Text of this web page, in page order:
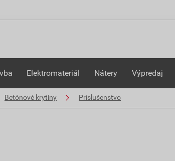
Elektromateriál Nátery Výpredaj
Betónové krytiny Príslušenstvo